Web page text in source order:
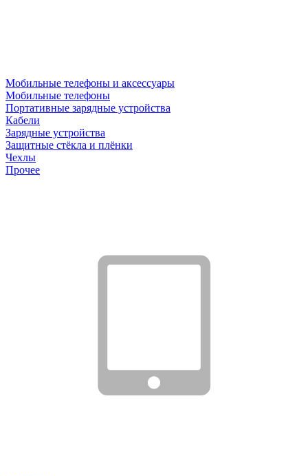
Мобильные телефоны и аксессуары
Мобильные телефоны
Портативные зарядные устройства
Кабели
Зарядные устройства
Защитные стёкла и плёнки
Чехлы
Прочее